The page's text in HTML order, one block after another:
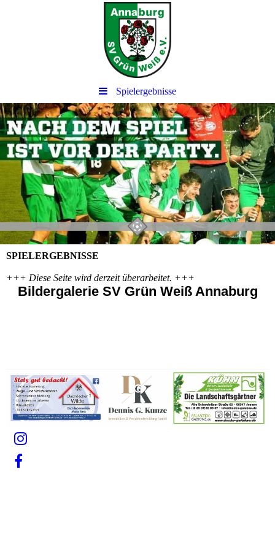
Spielergebnisse
SPIELERGEBNISSE
+++ Diese Seite wird derzeit überarbeitet. +++
Bildergalerie SV Grün Weiß Annaburg